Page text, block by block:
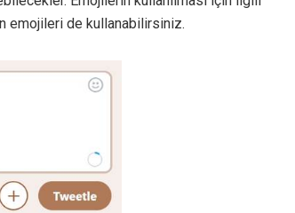
emojileri de kullanabilirsiniz.